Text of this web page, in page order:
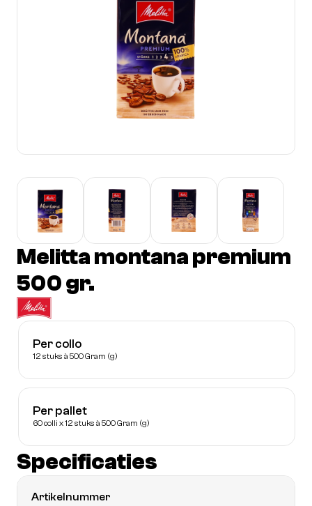
Melitta montana premium
500 gr.
Per collo
12 stuks à 500 Gram (g)
Per pallet
60 colli x 12 stuks à 500 Gram (g)
Specificaties
Artikelnummer